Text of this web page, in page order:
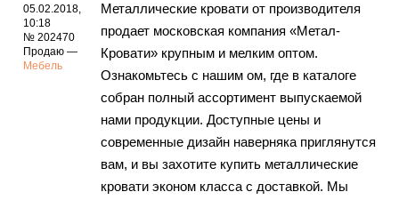
05.02.2018,
10:18
№ 202470
Продаю —
Мебель
Металлические кровати от производителя
продает московская компания «Метал-
Кровати» крупным и мелким оптом.
Ознакомьтесь с нашим ом, где в каталоге
собран полный ассортимент выпускаемой
нами продукции. Доступные цены и
современные дизайн наверняка приглянутся
вам, и вы захотите купить металлические
кровати эконом класса с доставкой. Мы